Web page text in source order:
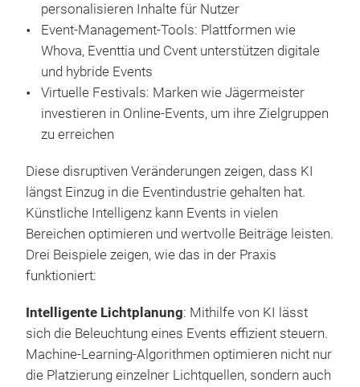
personalisieren Inhalte für Nutzer
Event-Management-Tools: Plattformen wie
Whova, Eventtia und Cvent unterstützen digitale
und hybride Events
Virtuelle Festivals: Marken wie Jägermeister
investieren in Online-Events, um ihre Zielgruppen
zu erreichen
Diese disruptiven Veränderungen zeigen, dass KI
längst Einzug in die Eventindustrie gehalten hat.
Künstliche Intelligenz kann Events in vielen
Bereichen optimieren und wertvolle Beiträge leisten.
Drei Beispiele zeigen, wie das in der Praxis
funktioniert:
Intelligente Lichtplanung: Mithilfe von KI lässt
sich die Beleuchtung eines Events effizient steuern.
Machine-Learning-Algorithmen optimieren nicht nur
die Platzierung einzelner Lichtquellen, sondern auch